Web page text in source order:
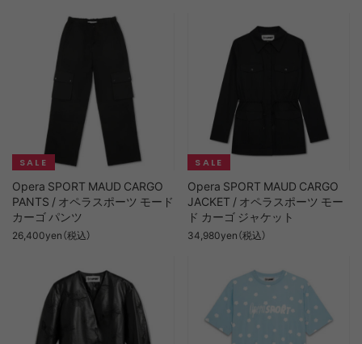
Opera SPORT MAUD CARGO
PANTS / オペラスポーツ モード
カーゴ パンツ
26,400yen（税込）
Opera SPORT MAUD CARGO
JACKET / オペラスポーツ モー
ド カーゴ ジャケット
34,980yen（税込）